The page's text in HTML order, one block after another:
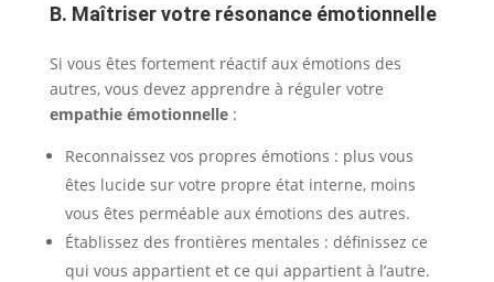
B. Maîtriser votre résonance émotionnelle
Si vous êtes fortement réactif aux émotions des
autres, vous devez apprendre à réguler votre
empathie émotionnelle:
Reconnaissez vos propres émotions : plus vous
êtes lucide sur votre propre état interne, moins
vous êtes perméable aux émotions des autres.
Établissez des frontières mentales : définissez ce
qui vous appartient et ce qui appartient à l’autre.